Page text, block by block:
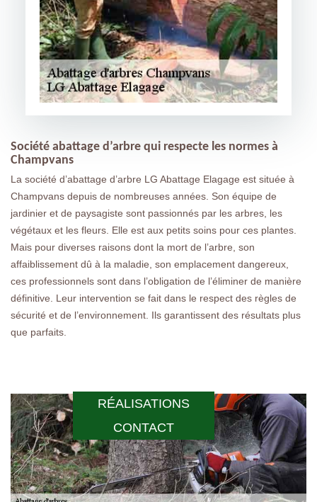
RÉALISATIONS
CONTACT
Société abattage d’arbre qui respecte les normes à
Champvans
La société d’abattage d’arbre LG Abattage Elagage est située à
Champvans depuis de nombreuses années. Son équipe de
jardinier et de paysagiste sont passionnés par les arbres, les
végétaux et les fleurs. Elle est aux petits soins pour ces plantes.
Mais pour diverses raisons dont la mort de l’arbre, son
affaiblissement dû à la maladie, son emplacement dangereux,
ces professionnels sont dans l’obligation de l’éliminer de manière
définitive. Leur intervention se fait dans le respect des règles de
sécurité et de l’environnement. Ils garantissent des résultats plus
que parfaits.